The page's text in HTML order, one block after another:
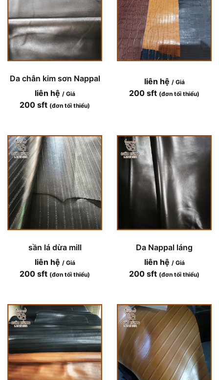
Da chân kim sơn Nappal
liên hệ / Giá
200 sft (đơn tối thiểu)
liên hệ / Giá
200 sft (đơn tối thiểu)
sần lá dừa mill
liên hệ / Giá
200 sft (đơn tối thiểu)
Da Nappal láng
liên hệ / Giá
200 sft (đơn tối thiểu)